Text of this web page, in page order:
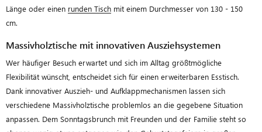
Länge oder einen runden Tisch mit einem Durchmesser von 130 - 150
cm.
Massivholztische mit innovativen Ausziehsystemen
Wer häufiger Besuch erwartet und sich im Alltag größtmögliche
Flexibilität wünscht, entscheidet sich für einen erweiterbaren Esstisch.
Dank innovativer Auszieh- und Aufklappmechanismen lassen sich
verschiedene Massivholztische problemlos an die gegebene Situation
anpassen. Dem Sonntagsbrunch mit Freunden und der Familie steht so